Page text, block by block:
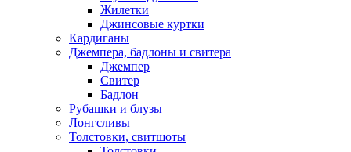
Жилетки
Джинсовые куртки
Кардиганы
Джемпера, бадлоны и свитера
Джемпер
Свитер
Бадлон
Рубашки и блузы
Лонгсливы
Толстовки, свитшоты